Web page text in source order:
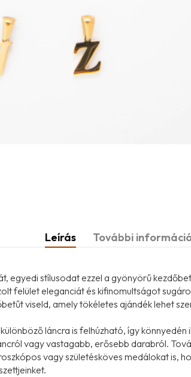
Leírás További
egyedi stílusodat ezzel a gyönyörű
felület eleganciát és kifinomultságot
viseld, amely tökéletes ajándék lehet
láncra is felhúzható, így
vagy vastagabb, erősebb darabról.
vagy születésköves medálokat is,